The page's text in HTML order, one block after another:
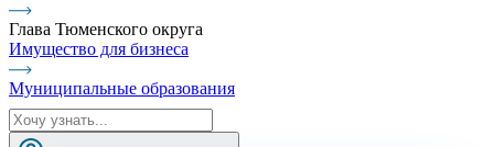
Глава Тюменского округа
Имущество для бизнеса
Муниципальные образования